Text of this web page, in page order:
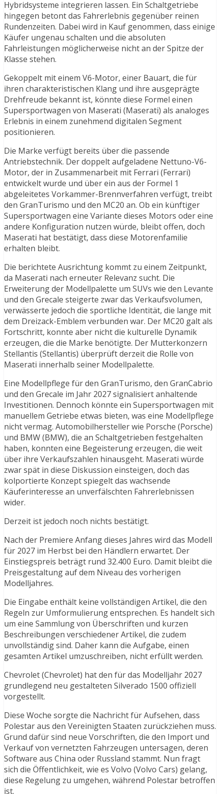
Hybridsysteme integrieren lassen. Ein Schaltgetriebe
hingegen betont das Fahrerlebnis gegenüber reinen
Rundenzeiten. Dabei wird in Kauf genommen, dass einige
Käufer ungenau schalten und die absoluten
Fahrleistungen möglicherweise nicht an der Spitze der
Klasse stehen.
Gekoppelt mit einem V6-Motor, einer Bauart, die für
ihren charakteristischen Klang und ihre ausgeprägte
Drehfreude bekannt ist, könnte diese Formel einen
Supersportwagen von Maserati (Maserati) als analoges
Erlebnis in einem zunehmend digitalen Segment
positionieren.
Die Marke verfügt bereits über die passende
Antriebstechnik. Der doppelt aufgeladene Nettuno-V6-
Motor, der in Zusammenarbeit mit Ferrari (Ferrari)
entwickelt wurde und über ein aus der Formel 1
abgeleitetes Vorkammer-Brennverfahren verfügt, treibt
den GranTurismo und den MC20 an. Ob ein künftiger
Supersportwagen eine Variante dieses Motors oder eine
andere Konfiguration nutzen würde, bleibt offen, doch
Maserati hat bestätigt, dass diese Motorenfamilie
erhalten bleibt.
Die berichtete Ausrichtung kommt zu einem Zeitpunkt,
da Maserati nach erneuter Relevanz sucht. Die
Erweiterung der Modellpalette um SUVs wie den Levante
und den Grecale steigerte zwar das Verkaufsvolumen,
verwässerte jedoch die sportliche Identität, die lange mit
dem Dreizack-Emblem verbunden war. Der MC20 galt als
Fortschritt, konnte aber nicht die kulturelle Dynamik
erzeugen, die die Marke benötigte. Der Mutterkonzern
Stellantis (Stellantis) überprüft derzeit die Rolle von
Maserati innerhalb seiner Modellpalette.
Eine Modellpflege für den GranTurismo, den GranCabrio
und den Grecale im Jahr 2027 signalisiert anhaltende
Investitionen. Dennoch könnte ein Supersportwagen mit
manuellem Getriebe etwas bieten, was eine Modellpflege
nicht vermag. Automobilhersteller wie Porsche (Porsche)
und BMW (BMW), die an Schaltgetrieben festgehalten
haben, konnten eine Begeisterung erzeugen, die weit
über ihre Verkaufszahlen hinausgeht. Maserati würde
zwar spät in diese Diskussion einsteigen, doch das
kolportierte Konzept spiegelt das wachsende
Käuferinteresse an unverfälschten Fahrerlebnissen
wider.
Derzeit ist jedoch noch nichts bestätigt.
Nach der Premiere Anfang dieses Jahres wird das Modell
für 2027 im Herbst bei den Händlern erwartet. Der
Einstiegspreis beträgt rund 32.400 Euro. Damit bleibt die
Preisgestaltung auf dem Niveau des vorherigen
Modelljahres.
Die Eingabe enthält keine vollständigen Artikel, die den
Regeln zur Umformulierung entsprechen. Es handelt sich
um eine Sammlung von Überschriften und kurzen
Beschreibungen verschiedener Artikel, die zudem
unvollständig sind. Daher kann die Aufgabe, einen
gesamten Artikel umzuschreiben, nicht erfüllt werden.
Chevrolet (Chevrolet) hat den für das Modelljahr 2027
grundlegend neu gestalteten Silverado 1500 offiziell
vorgestellt.
Diese Woche sorgte die Nachricht für Aufsehen, dass
Polestar aus den Vereinigten Staaten zurückziehen muss.
Grund dafür sind neue Vorschriften, die den Import und
Verkauf von vernetzten Fahrzeugen untersagen, deren
Software aus China oder Russland stammt. Nun fragt
sich die Öffentlichkeit, wie es Volvo (Volvo Cars) gelang,
diese Regelung zu umgehen, während Polestar betroffen
ist.